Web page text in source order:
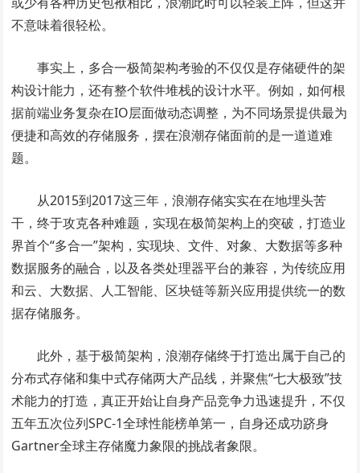
不意味着很轻松。
事实上，多合一极简架构考验的不仅仅是存储硬件的架
构设计能力，还有整个软件堆栈的设计水平。例如，如何根
据前端业务复杂在IO层面做动态调整，为不同场景提供最为
便捷和高效的存储服务，摆在浪潮存储面前的是一道道难
题。
从2015到2017这三年，浪潮存储实实在在地埋头苦
干，终于攻克各种难题，实现在极简架构上的突破，打造业
界首个“多合一”架构，实现块、文件、对象、大数据等多种
数据服务的融合，以及各类处理器平台的兼容，为传统应用
和云、大数据、人工智能、区块链等新兴应用提供统一的数
据存储服务。
此外，基于极简架构，浪潮存储终于打造出属于自己的
分布式存储和集中式存储两大产品线，并聚焦“七大极致”技
术能力的打造，真正开始让自身产品竞争力迅速提升，不仅
五年五次位列SPC-1全球性能榜单第一，自身还成功跻身
Gartner全球主存储魔力象限的挑战者象限。